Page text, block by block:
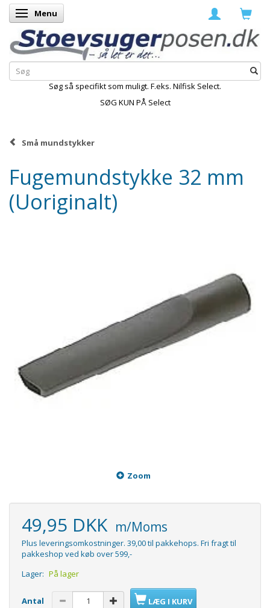
Skifte navigation
Menu
Søg så specifikt som muligt. F.eks. Nilfisk Select.
SØG KUN PÅ Select
Små mundstykker
Fugemundstykke 32 mm
(Uoriginalt)
Zoom
49,95 DKK m/Moms
Plus leveringsomkostninger. 39,00 til pakkehops. Fri fragt til
pakkeshop ved køb over 599,-
Lager: På lager
Antal LÆG I KURV